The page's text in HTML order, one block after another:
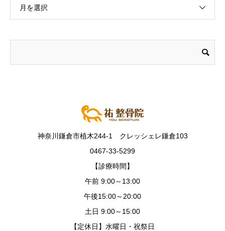
月を選択
神奈川鎌倉市植木244-1 クレッシェレ鎌倉103
0467-33-5299
【診療時間】
午前 9:00～13:00
午後15:00～20:00
土日 9:00～15:00
【定休日】水曜日・祝祭日